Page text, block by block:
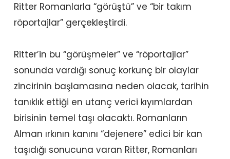
Ritter Romanlarla “görüştü” ve “bir takım
röportajlar” gerçekleştirdi.
Ritter’in bu “görüşmeler” ve “röportajlar”
sonunda vardığı sonuç korkunç bir olaylar
zincirinin başlamasına neden olacak, tarihin
tanıklık ettiği en utanç verici kıyımlardan
birisinin temel taşı olacaktı. Romanların
Alman ırkının kanını “dejenere” edici bir kan
taşıdığı sonucuna varan Ritter, Romanları